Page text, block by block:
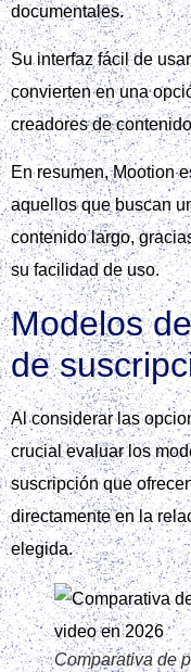
documentales.
Su interfaz fácil de
convierten en una
creadores de
En resumen, Mootion
aquellos que buscan
contenido largo,
su facilidad de uso.
Modelos
de
Al considerar las
crucial evaluar los
suscripción que
directamente en la
elegida.
Comparativa de